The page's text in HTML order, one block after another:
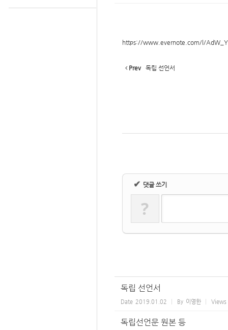
https://www.evernote.com/l/
Prev 독립 선언서
✔ 댓글 쓰기
?
독립 선언서
Date 2019.01.02 By 이영한 Views
독립선언문 원본 등
스케치북5